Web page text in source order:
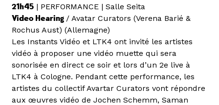
21h45 | PERFORMANCE | Salle Seita
Video Hearing / Avatar Curators (Verena Barié &
Rochus Aust) (Allemagne)
Les Instants Vidéo et LTK4 ont invité les artistes
vidéo à proposer une vidéo muette qui sera
sonorisée en direct ce soir et lors d’un 2e live à
LTK4 à Cologne. Pendant cette performance, les
artistes du collectif Avartar Curators vont répondre
aux œuvres vidéo de Jochen Schemm, Saman